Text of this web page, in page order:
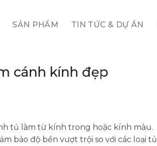
SẢN PHẨM TIN TỨC & DỰ ÁN
cánh kính đẹp
tủ làm từ kính trong hoặc kính màu.
bảo độ bền vượt trội so với các loại tủ